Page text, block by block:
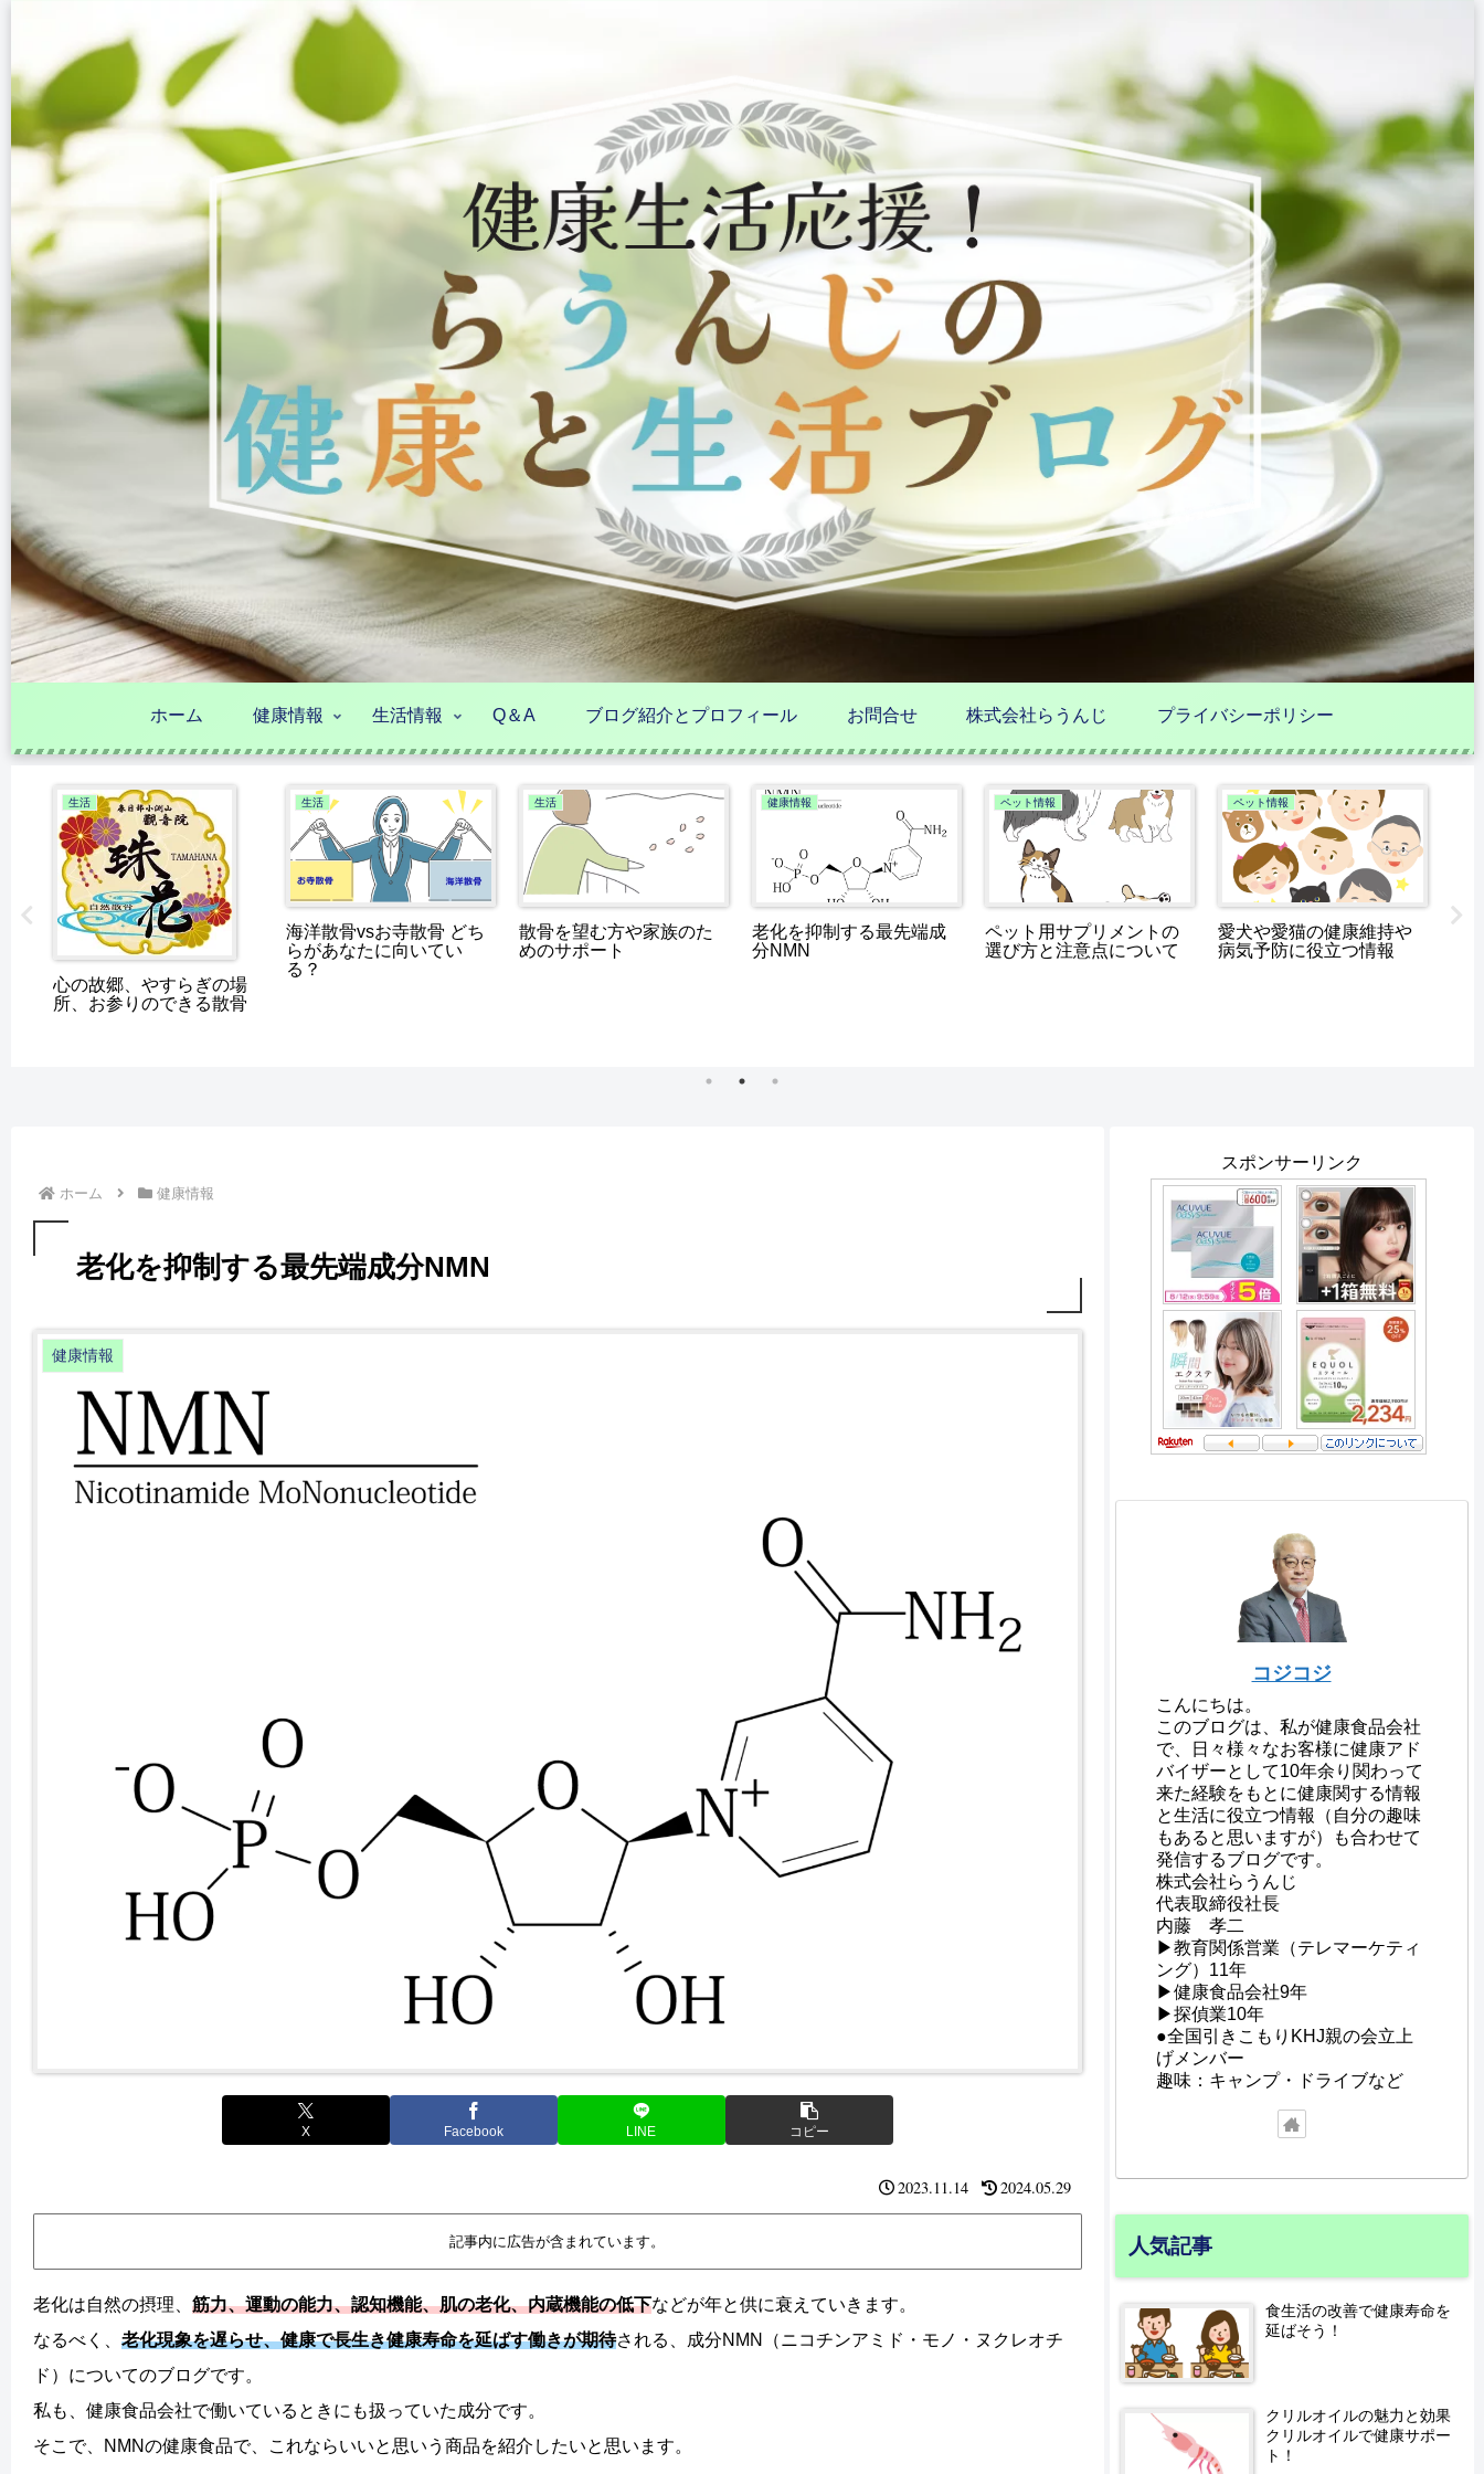
ホーム 健康情報 生活情報 Q＆A ブログ紹介とプロフィール お問合せ 株式会社らうんじ プライバシーポリシー
生活
心の故郷、やすらぎの場
所、お参りのできる散骨
生活
海洋散骨vsお寺散骨 どち
らがあなたに向いてい
る？
生活
散骨を望む方や家族のた
めのサポート
健康情報
老化を抑制する最先端成
分NMN
ペット情報
ペット用サプリメントの
選び方と注意点について
ペット情報
愛犬や愛猫の健康維持や
病気予防に役立つ情報
ホーム 健康情報
老化を抑制する最先端成分NMN
健康情報
X Facebook LINE コピー
2023.11.14 2024.05.29
記事内に広告が含まれています。
老化は自然の摂理、 筋力、運動の能力、認知機能、肌の老化、内蔵機能の低下などが年と供に衰えていきます。
なるべく、 老化現象を遅らせ、健康で長生き健康寿命を延ばす働きが期待される、成分NMN（ニコチンアミド・モノ・ヌクレオチ
ド）についてのブログです。
私も、健康食品会社で働いているときにも扱っていた成分です。
そこで、NMNの健康食品で、これならいいと思いう商品を紹介したいと思います。
スポンサーリンク
コジコジ
こんにちは。
このブログは、私が健康食品会社
で、日々様々なお客様に健康アド
バイザーとして10年余り関わって
来た経験をもとに健康関する情報
と生活に役立つ情報（自分の趣味
もあると思いますが）も合わせて
発信するブログです。
株式会社らうんじ
代表取締役社長
内藤 孝二
▶教育関係営業（テレマーケティ
ング）11年
▶健康食品会社9年
▶探偵業10年
●全国引きこもりKHJ親の会立上
げメンバー
趣味：キャンプ・ドライブなど
人気記事
食生活の改善で健康寿命を
延ばそう！
クリルオイルの魅力と効果
クリルオイルで健康サポー
ト！